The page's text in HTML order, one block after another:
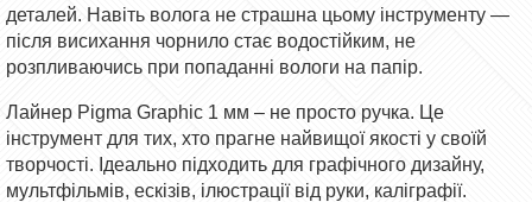
деталей. Навіть волога не страшна цьому інструменту —
після висихання чорнило стає водостійким, не
розпливаючись при попаданні вологи на папір.
Лайнер Pigma Graphic 1 мм – не просто ручка. Це
інструмент для тих, хто прагне найвищої якості у своїй
творчості. Ідеально підходить для графічного дизайну,
мультфільмів, ескізів, ілюстрації від руки, каліграфії.